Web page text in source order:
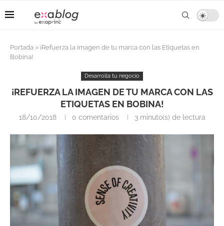
Portada » ¡Refuerza la imagen de tu marca con las Etiquetas en
Bobina!
Desarrolla tu negocio
¡REFUERZA LA IMAGEN DE TU MARCA CON LAS
ETIQUETAS EN BOBINA!
18/10/2018 0 comentarios 3 minuto(s) de lectura